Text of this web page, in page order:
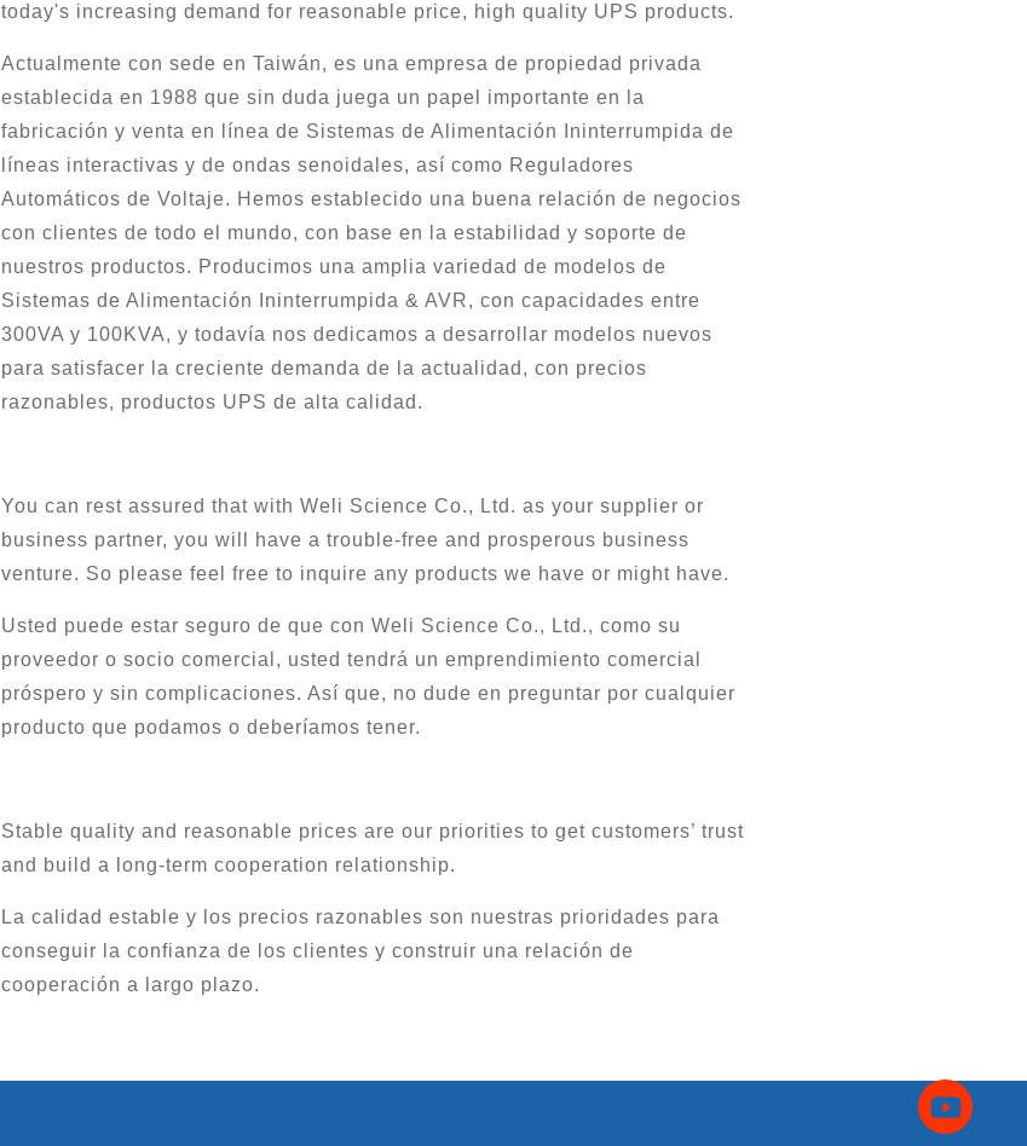
today's increasing demand for reasonable price, high quality UPS products.
Actualmente con sede en Taiwán, es una empresa de propiedad privada
establecida en 1988 que sin duda juega un papel importante en la
fabricación y venta en línea de Sistemas de Alimentación Ininterrumpida de
líneas interactivas y de ondas senoidales, así como Reguladores
Automáticos de Voltaje. Hemos establecido una buena relación de negocios
con clientes de todo el mundo, con base en la estabilidad y soporte de
nuestros productos. Producimos una amplia variedad de modelos de
Sistemas de Alimentación Ininterrumpida & AVR, con capacidades entre
300VA y 100KVA, y todavía nos dedicamos a desarrollar modelos nuevos
para satisfacer la creciente demanda de la actualidad, con precios
razonables, productos UPS de alta calidad.
You can rest assured that with Weli Science Co., Ltd. as your supplier or
business partner, you will have a trouble-free and prosperous business
venture. So please feel free to inquire any products we have or might have.
Usted puede estar seguro de que con Weli Science Co., Ltd., como su
proveedor o socio comercial, usted tendrá un emprendimiento comercial
próspero y sin complicaciones. Así que, no dude en preguntar por cualquier
producto que podamos o deberíamos tener.
Stable quality and reasonable prices are our priorities to get customers’ trust
and build a long-term cooperation relationship.
La calidad estable y los precios razonables son nuestras prioridades para
conseguir la confianza de los clientes y construir una relación de
cooperación a largo plazo.